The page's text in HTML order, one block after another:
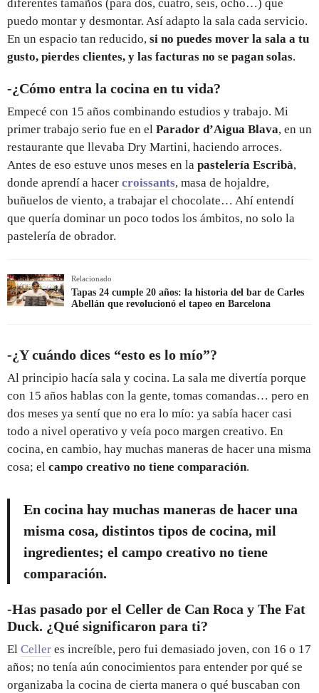
diferentes tamaños (para dos, cuatro, seis, ocho…) que
puedo montar y desmontar. Así adapto la sala cada servicio.
En un espacio tan reducido, si no puedes mover la sala a tu
gusto, pierdes clientes, y las facturas no se pagan solas.
-¿Cómo entra la cocina en tu vida?
Empecé con 15 años combinando estudios y trabajo. Mi
primer trabajo serio fue en el Parador d’Aigua Blava, en un
restaurante que llevaba Dry Martini, haciendo arroces.
Antes de eso estuve unos meses en la pastelería Escribà,
donde aprendí a hacer croissants, masa de hojaldre,
buñuelos de viento, a trabajar el chocolate… Ahí entendí
que quería dominar un poco todos los ámbitos, no solo la
pastelería de obrador.
Relacionado
Tapas 24 cumple 20 años: la historia del bar de Carles
Abellán que revolucionó el tapeo en Barcelona
-¿Y cuándo dices “esto es lo mío”?
Al principio hacía sala y cocina. La sala me divertía porque
con 15 años hablas con la gente, tomas comandas… pero en
dos meses ya sentí que no era lo mío: ya sabía hacer casi
todo a nivel operativo y veía poco margen creativo. En
cocina, en cambio, hay muchas maneras de hacer una misma
cosa; el campo creativo no tiene comparación.
En cocina hay muchas maneras de hacer una
misma cosa, distintos tipos de cocina, mil
ingredientes; el campo creativo no tiene
comparación.
-Has pasado por el Celler de Can Roca y The Fat
Duck. ¿Qué significaron para ti?
El Celler es increíble, pero fui demasiado joven, con 16 o 17
años; no tenía aún conocimientos para entender por qué se
organizaba la cocina de cierta manera o qué buscaban con